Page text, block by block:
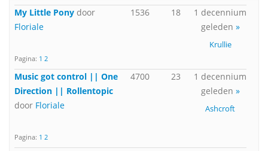
My Little Pony door
Floriale
Pagina: 1 2
1536 18
1 decennium
geleden »
Krullie
Music got control || One
Direction || Rollentopic
door Floriale
Pagina: 1 2
4700 23
1 decennium
geleden »
Ashcroft